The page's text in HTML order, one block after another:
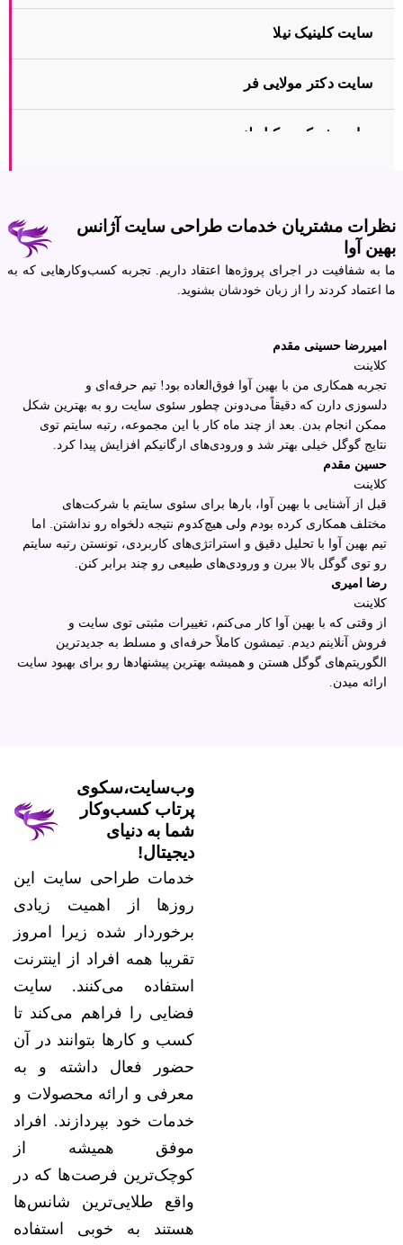
سایت کلینیک نیلا
سایت دکتر مولایی فر
سایت شرکت وکیل لند
نظرات مشتریان خدمات طراحی سایت آژانس
بهین آوا
ما به شفافیت در اجرای پروژه‌ها اعتقاد داریم. تجربه کسب‌وکارهایی که به
ما اعتماد کردند را از زبان خودشان بشنوید.
امیررضا حسینی مقدم
کلاینت
تجربه همکاری من با بهین آوا فوق‌العاده بود! تیم حرفه‌ای و
دلسوزی دارن که دقیقاً می‌دونن چطور سئوی سایت رو به بهترین شکل
ممکن انجام بدن. بعد از چند ماه کار با این مجموعه، رتبه سایتم توی
نتایج گوگل خیلی بهتر شد و ورودی‌های ارگانیکم افزایش پیدا کرد.
حسین مقدم
کلاینت
قبل از آشنایی با بهین آوا، بارها برای سئوی سایتم با شرکت‌های
مختلف همکاری کرده بودم ولی هیچ‌کدوم نتیجه دلخواه رو نداشتن. اما
تیم بهین آوا با تحلیل دقیق و استراتژی‌های کاربردی، تونستن رتبه سایتم
رو توی گوگل بالا ببرن و ورودی‌های طبیعی رو چند برابر کنن.
رضا امیری
کلاینت
از وقتی که با بهین آوا کار می‌کنم، تغییرات مثبتی توی سایت و
فروش آنلاینم دیدم. تیمشون کاملاً حرفه‌ای و مسلط به جدیدترین
الگوریتم‌های گوگل هستن و همیشه بهترین پیشنهادها رو برای بهبود سایت
ارائه میدن.
وب‌سایت،سکوی
پرتاب کسب‌وکار
شما به دنیای
دیجیتال!
خدمات طراحی سایت این
روزها از اهمیت زیادی
برخوردار شده زیرا امروز
تقریبا همه افراد از اینترنت
استفاده می‌کنند. سایت
فضایی را فراهم می‌کند تا
کسب و کارها بتوانند در آن
حضور فعال داشته و به
معرفی و ارائه محصولات و
خدمات خود بپردازند. افراد
موفق همیشه از
کوچک‌ترین فرصت‌ها که در
واقع طلایی‌ترین شانس‌ها
هستند به خوبی استفاده